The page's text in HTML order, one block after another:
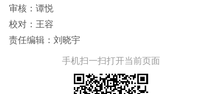
审核：谭悦
校对：王容
责任编辑：刘晓宇
手机扫一扫打开当前页面